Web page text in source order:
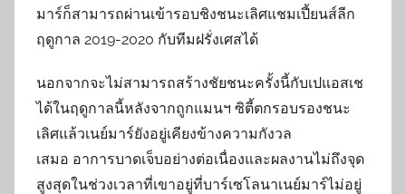
มาร์ก็สามารถผ่านเข้ารอบชิงชนะเลิศแชมเปี้ยนส์ลีก
ฤดูกาล 2019-2020 กับทีมฝรั่งเศสได้
นอกจากจะไม่สามารถสร้างชัยชนะครั้งนี้กับเปแอสเช
ได้ในฤดูกาลนี้หลังจากถูกแมนฯ ซิตี้ตกรอบรองชนะ
เลิศแล้วเนย์มาร์ยังอยู่เคียงข้างความกังวล
เสมอ อาการบาดเจ็บอย่างต่อเนื่องและผลงานไม่ถึงจุด
สูงสุดในช่วงเวลาที่เขาอยู่ที่บาร์เซโลนาเนย์มาร์ไม่อยู่